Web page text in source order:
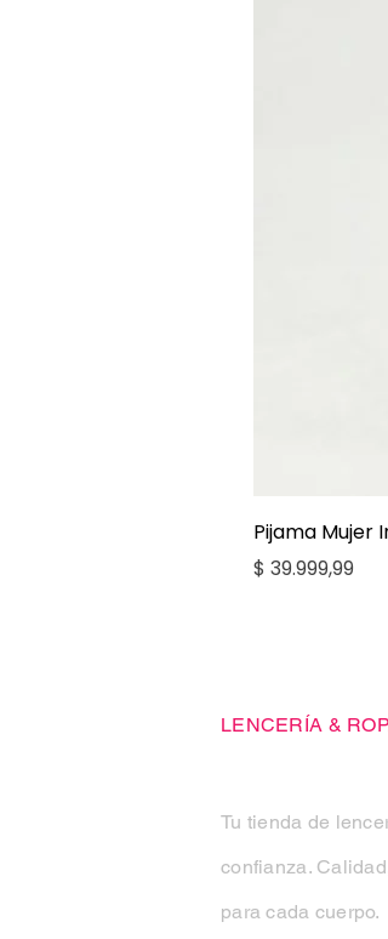
Pijama Mujer
Precio
$ 39.999,99
LENCERÍA &
Tu tienda de
confianza.
para cada cuerpo.